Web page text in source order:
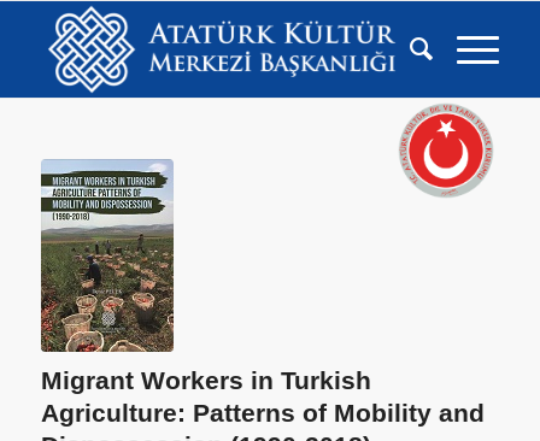
Migrant Workers in Turkish
Agriculture: Patterns of Mobility and